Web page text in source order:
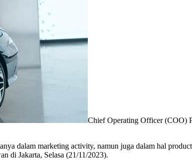
Chief Operating Officer (COO)
dalam marketing activity, namun juga dalam hal
di Jakarta, Selasa (21/11/2023).